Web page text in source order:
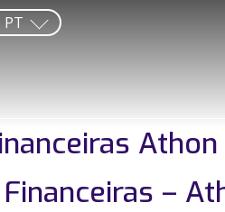
PT
Athon
–